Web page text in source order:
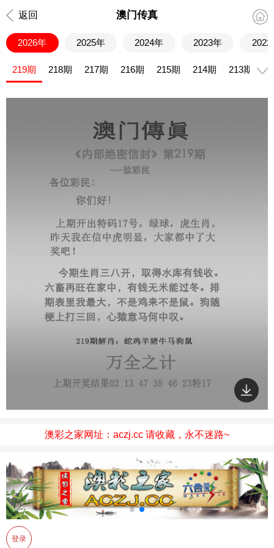
返回 澳门传真
2026年 2025年 2024年 2023年 2022
219期 218期 217期 216期 215期 214期 213期
澳彩之家网址：aczj.cc 请收藏，永不迷路~
登录